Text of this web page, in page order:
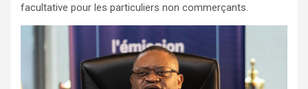
facultative pour les particuliers non commerçants.